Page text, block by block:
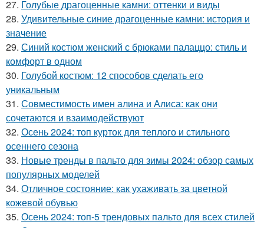
27. Голубые драгоценные камни: оттенки и виды
28. Удивительные синие драгоценные камни: история и
значение
29. Синий костюм женский с брюками палаццо: стиль и
комфорт в одном
30. Голубой костюм: 12 способов сделать его
уникальным
31. Совместимость имен алина и Алиса: как они
сочетаются и взаимодействуют
32. Осень 2024: топ курток для теплого и стильного
осеннего сезона
33. Новые тренды в пальто для зимы 2024: обзор самых
популярных моделей
34. Отличное состояние: как ухаживать за цветной
кожевой обувью
35. Осень 2024: топ-5 трендовых пальто для всех стилей